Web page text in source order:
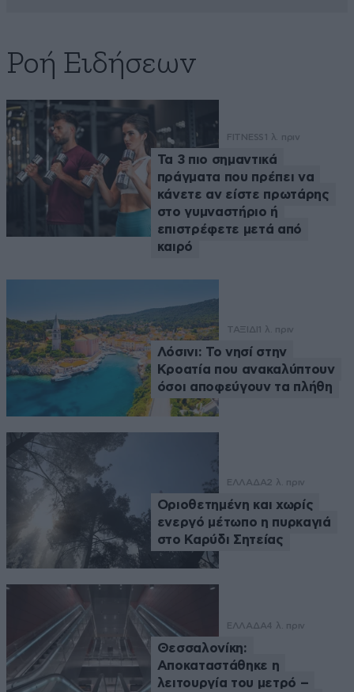
Ροή Ειδήσεων
FITNESS 1 λ. πριν
Τα 3 πιο σημαντικά
πράγματα που πρέπει να
κάνετε αν είστε πρωτάρης
στο γυμναστήριο ή
επιστρέφετε μετά από
καιρό
ΤΑΞΙΔΙ 1 λ. πριν
Λόσινι: Το νησί στην
Κροατία που ανακαλύπτουν
όσοι αποφεύγουν τα πλήθη
ΕΛΛΑΔΑ2 λ. πριν
Οριοθετημένη και χωρίς
ενεργό μέτωπο η πυρκαγιά
στο Καρύδι Σητείας
ΕΛΛΑΔΑ4 λ. πριν
Θεσσαλονίκη:
Αποκαταστάθηκε η
λειτουργία του μετρό –